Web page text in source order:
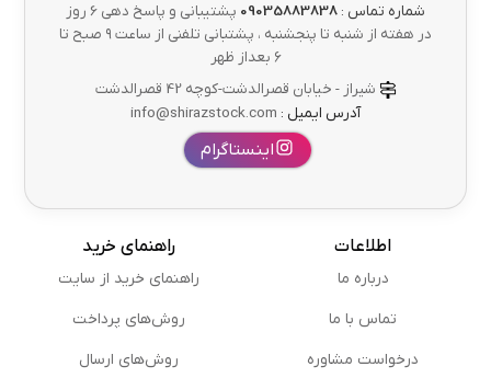
شماره تماس : 09035883838
پشتیبانی و پاسخ دهی 6 روز
در هفته از شنبه تا پنجشنبه ، پشتبانی تلفنی از ساعت ۹ صبح تا
۶ بعداز ظهر
شیراز - خیابان قصرالدشت-کوچه 42 قصرالدشت
آدرس ایمیل :
اینستاگرام
اطلاعات
درباره ما
تماس با ما
درخواست مشاوره
راهنمای خرید
راهنمای خرید از سایت
روش‌های پرداخت
روش‌های ارسال